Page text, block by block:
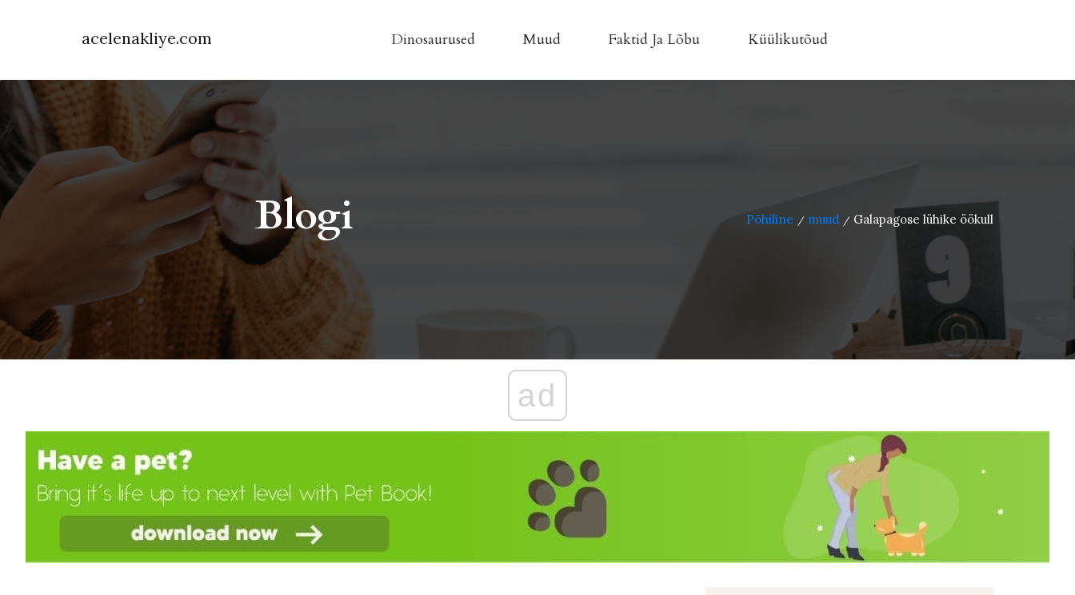
acelenakliye.com Dinosaurused Muud Faktid Ja Lõbu Küülikutõud
Blogi Põhiline / muud / Galapagose lühike öökull
ad